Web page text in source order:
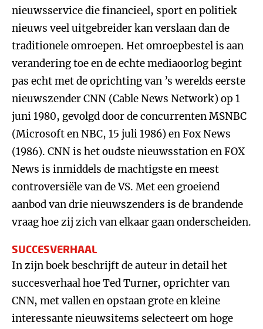
nieuwsservice die financieel, sport en politiek
nieuws veel uitgebreider kan verslaan dan de
traditionele omroepen. Het omroepbestel is aan
verandering toe en de echte mediaoorlog begint
pas echt met de oprichting van ’s werelds eerste
nieuwszender CNN (Cable News Network) op 1
juni 1980, gevolgd door de concurrenten MSNBC
(Microsoft en NBC, 15 juli 1986) en Fox News
(1986). CNN is het oudste nieuwsstation en FOX
News is inmiddels de machtigste en meest
controversiële van de VS. Met een groeiend
aanbod van drie nieuwszenders is de brandende
vraag hoe zij zich van elkaar gaan onderscheiden.
SUCCESVERHAAL
In zijn boek beschrijft de auteur in detail het
succesverhaal hoe Ted Turner, oprichter van
CNN, met vallen en opstaan grote en kleine
interessante nieuwsitems selecteert om hoge